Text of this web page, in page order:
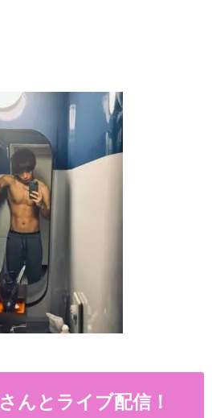
さんとライブ配信！